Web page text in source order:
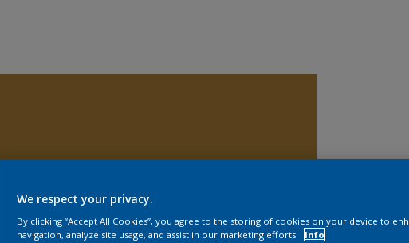
We respect your privacy.
By clicking “Accept All Cookies”, you agree to the storing of cookies on your device to
navigation, analyze site usage, and assist in our marketing efforts.
Info